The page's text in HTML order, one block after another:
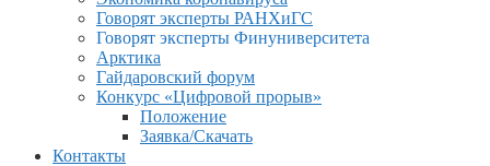
Говорят эксперты РАНХиГС
Говорят эксперты Финуниверситета
Арктика
Гайдаровский форум
Конкурс «Цифровой прорыв»
Положение
Заявка/Скачать
Контакты